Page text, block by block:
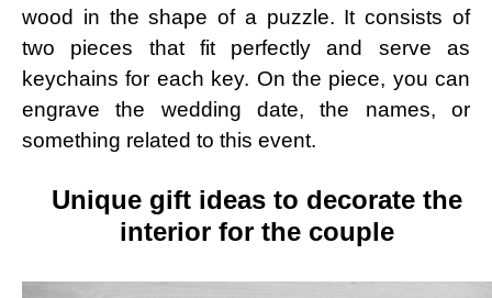
wood in the shape of a puzzle. It consists of
two pieces that fit perfectly and serve as
keychains for each key. On the piece, you can
engrave the wedding date, the names, or
something related to this event.
Unique gift ideas to decorate the
interior for the couple